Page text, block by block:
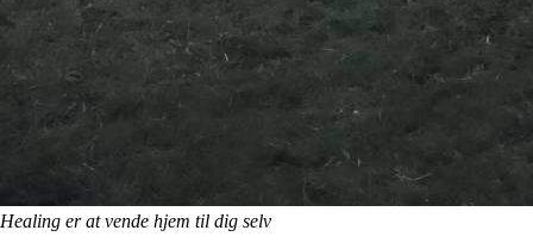
Healing er at vende hjem til dig selv